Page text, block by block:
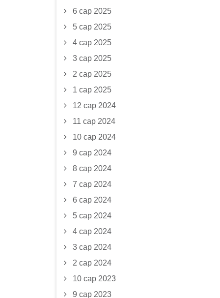
6 сар 2025
5 сар 2025
4 сар 2025
3 сар 2025
2 сар 2025
1 сар 2025
12 сар 2024
11 сар 2024
10 сар 2024
9 сар 2024
8 сар 2024
7 сар 2024
6 сар 2024
5 сар 2024
4 сар 2024
3 сар 2024
2 сар 2024
10 сар 2023
9 сар 2023